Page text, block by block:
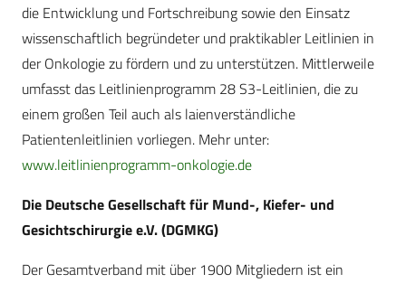
die Entwicklung und Fortschreibung sowie den Einsatz
wissenschaftlich begründeter und praktikabler Leitlinien in
der Onkologie zu fördern und zu unterstützen. Mittlerweile
umfasst das Leitlinienprogramm 28 S3-Leitlinien, die zu
einem großen Teil auch als laienverständliche
Patientenleitlinien vorliegen. Mehr unter:
www.leitlinienprogramm-onkologie.de
Die Deutsche Gesellschaft für Mund-, Kiefer- und
Gesichtschirurgie e.V. (DGMKG)
Der Gesamtverband mit über 1900 Mitgliedern ist ein